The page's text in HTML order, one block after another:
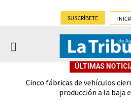
SUSCRÍBETE
PRIMARY
ÚLTIMAS
Cinco fábricas de vehículos
producción a la baja